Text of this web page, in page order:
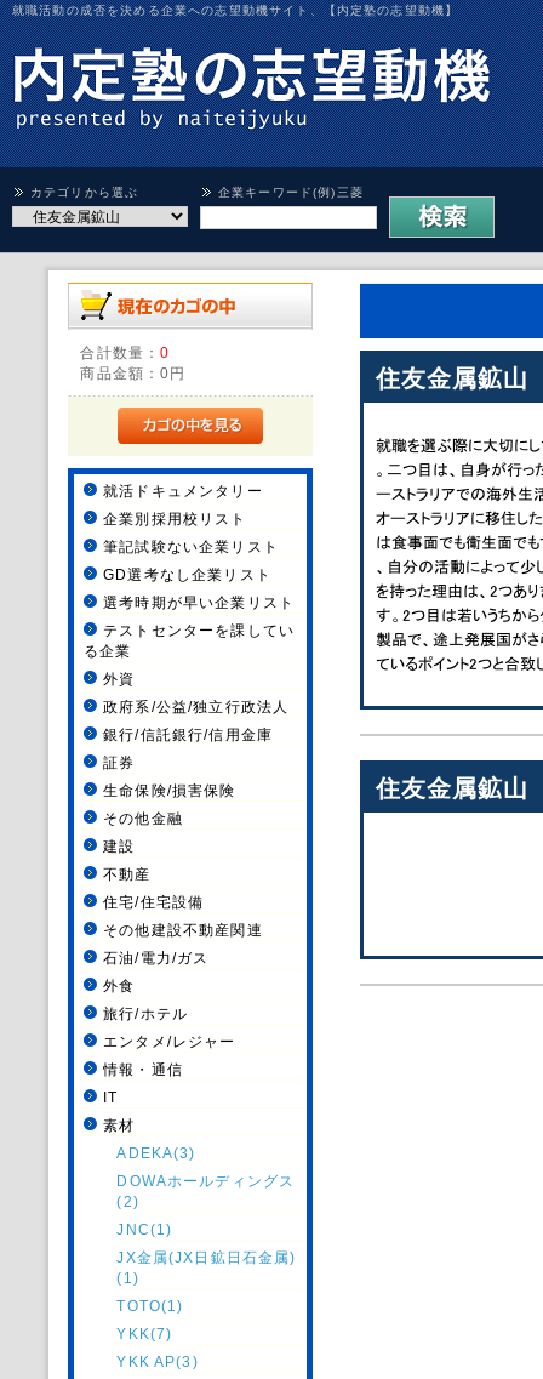
就職活動の成否を決める企業への志望動機サイト、【内定塾の志望動機】
カテゴリから選ぶ 企業キーワード(例)三菱
合計数量：0
商品金額：0円
就活ドキュメンタリー
企業別採用校リスト
筆記試験ない企業リスト
GD選考なし企業リスト
選考時期が早い企業リスト
テストセンターを課してい
る企業
外資
政府系/公益/独立行政法人
銀行/信託銀行/信用金庫
証券
生命保険/損害保険
その他金融
建設
不動産
住宅/住宅設備
その他建設不動産関連
石油/電力/ガス
外食
旅行/ホテル
エンタメ/レジャー
情報・通信
IT
素材
ADEKA(3)
DOWAホールディングス
(2)
JNC(1)
JX金属(JX日鉱日石金属)
(1)
TOTO(1)
YKK(7)
YKK AP(3)
住友金属鉱山
住友金属鉱山